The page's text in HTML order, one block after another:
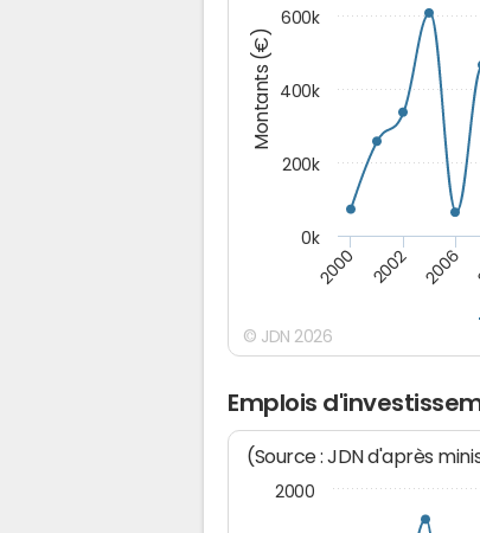
Montants (€)
2000 2002 2006
0k
200k
400k
600k
© JDN 2026
Emplois
(Source : JDN d'après
2000